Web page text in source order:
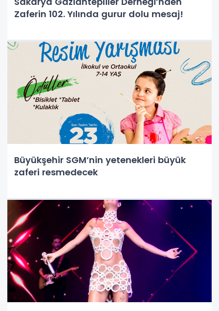
Zaferin 102. Yılında gurur dolu mesaj!
Büyükşehir SGM’nin yetenekleri büyük
zaferi resmedecek